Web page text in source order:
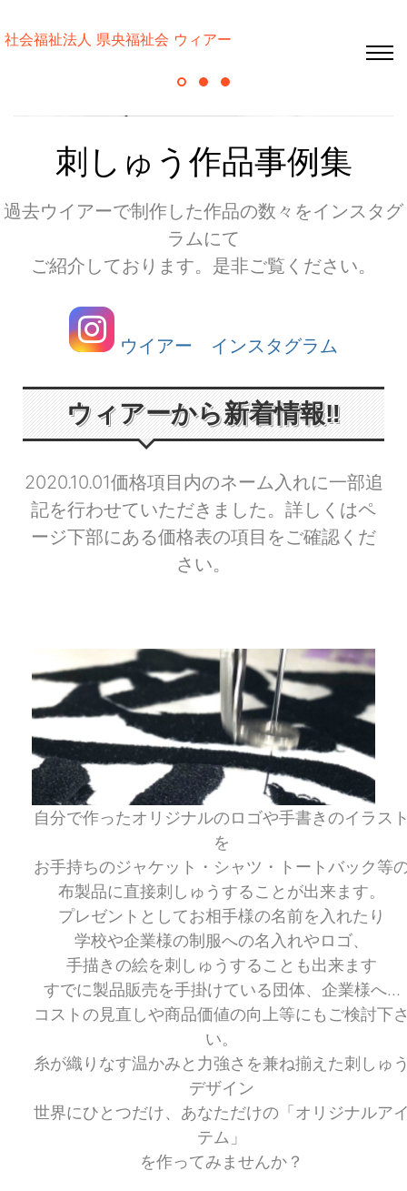
社会福祉法人 県央福祉会 ウィアー
刺しゅう作品事例集
過去ウイアーで制作した作品の数々をインスタグ
ラムにて
ご紹介しております。是非ご覧ください。
ウイアー インスタグラム
ウィアーから新着情報‼︎
2020.10.01価格項目内のネーム入れに一部追
記を行わせていただきました。詳しくはペ
ージ下部にある価格表の項目をご確認くだ
さい。
自分で作ったオリジナルのロゴや手書きのイラス
を
お手持ちのジャケット・シャツ・トートバック等
布製品に直接刺しゅうすることが出来ます。
プレゼントとしてお相手様の名前を入れたり
学校や企業様の制服への名入れやロゴ、
手描きの絵を刺しゅうすることも出来ます
すでに製品販売を手掛けている団体、企業様へ…
コストの見直しや商品価値の向上等にもご検討下
い。
糸が織りなす温かみと力強さを兼ね揃えた刺しゅ
デザイン
世界にひとつだけ、あなただけの「オリジナルア
テム」
を作ってみませんか？